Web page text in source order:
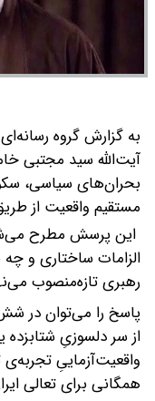
به گزارش گروه رسانه‌ای
آیت‌الله سید مجتبی
بحران‌های سیاسی،
مستقیم واقعیت از
این پرسش مطرح
الزامات ساختاری و
رهبری تازه‌منصوب
پاسخ را می‌توان در
از سر دلسوزیِ شتابزده
واقعیت‌آزماییِ
همگانی برای تعالی